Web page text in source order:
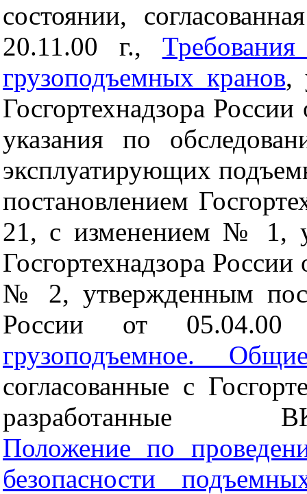
состоянии,
20.11.00 г.,
грузоподъемных кранов,
Госгортехнадзора
указания по
эксплуатирующих
постановлением
21, с изменением № 1,
Госгортехнадзора
№ 2, утвержденным
России от
грузоподъемное.
согласованные с
разработанные
Положение по
безопасности